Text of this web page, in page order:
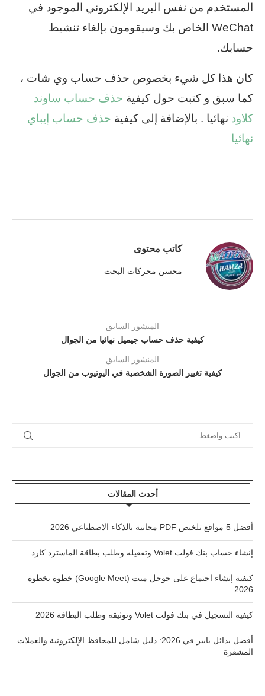
المستخدم من نفس البريد الإلكتروني الموجود في
WeChat الخاص بك وسيقومون بإلغاء تنشيط
حسابك.
كان هذا كل شيء بخصوص حذف حساب وي شات ،
كما سبق و كتبت حول كيفية حذف حساب ساوند
كلاود نهائيا . بالإضافة إلى كيفية حذف حساب إيباي
نهائيا
كاتب محتوى
محسن محركات البحث
المنشور السابق
كيفية حذف حساب جيميل نهائيا من الجوال
المنشور السابق
كيفية تغيير الصورة الشخصية في اليوتيوب من الجوال
أحدث المقالات
أفضل 5 مواقع تلخيص PDF مجانية بالذكاء الاصطناعي 2026
إنشاء حساب بنك فولت Volet وتفعيله وطلب بطاقة الماسترد كارد
كيفية إنشاء اجتماع على جوجل ميت (Google Meet) خطوة بخطوة
2026
كيفية التسجيل في بنك فولت Volet وتوثيقه وطلب البطاقة 2026
أفضل بدائل بايير في 2026: دليل شامل للمحافظ الإلكترونية والعملات
المشفرة